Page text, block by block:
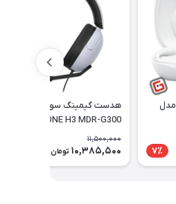
7٪
هدست گیمینگ سونی مدل
INZONE H3 MDR-G300
11,500,000
10,385,500 تومان